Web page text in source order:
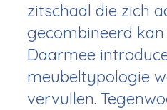
zitschaal die zich
gecombineerd
Daarmee
meubeltypologie
vervullen.